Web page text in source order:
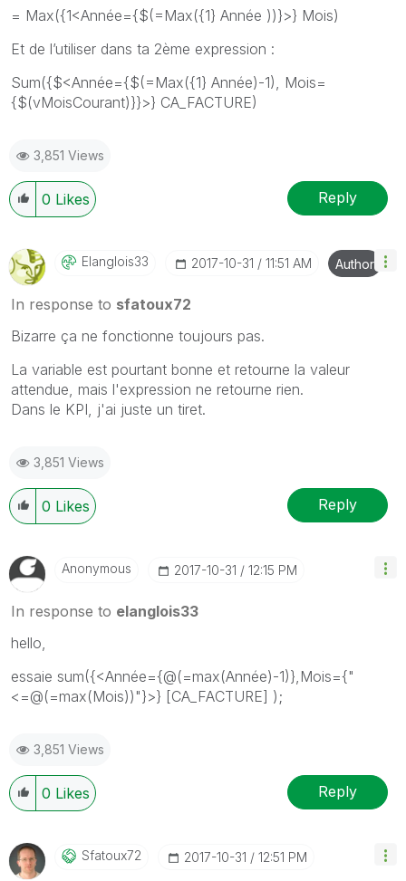
= Max({1<Année={$(=Max({1} Année ))}>} Mois)
Et de l’utiliser dans ta 2ème expression :
Sum({$<Année={$(=Max({1} Année)-1), Mois=
{$(vMoisCourant)}}>} CA_FACTURE)
3,851 Views
0 Likes Reply
Elanglois33 ‎2017-10-31 11:51 AM Author
In response to sfatoux72
Bizarre ça ne fonctionne toujours pas.
La variable est pourtant bonne et retourne la valeur
attendue, mais l'expression ne retourne rien.
Dans le KPI, j'ai juste un tiret.
3,851 Views
0 Likes Reply
Anonymous ‎2017-10-31 12:15 PM
In response to elanglois33
hello,
essaie sum({<Année={@(=max(Année)-1)},Mois={"
<=@(=max(Mois))"}>} [CA_FACTURE] );
3,851 Views
0 Likes Reply
Sfatoux72 ‎2017-10-31 12:51 PM